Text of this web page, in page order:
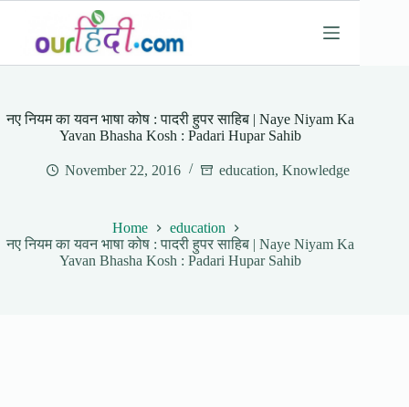
content
नए नियम का यवन भाषा कोष : पादरी हुपर साहिब | Naye Niyam Ka
Yavan Bhasha Kosh : Padari Hupar Sahib
November 22, 2016 education,Knowledge
Home
education
नए नियम का यवन भाषा कोष : पादरी हुपर साहिब | Naye Niyam Ka
Yavan Bhasha Kosh : Padari Hupar Sahib